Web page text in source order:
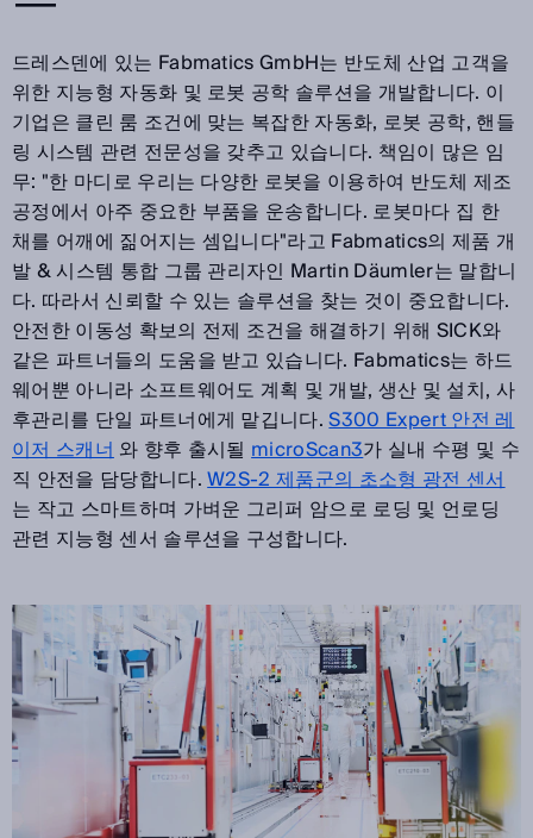
드레스덴에 있는 Fabmatics GmbH는 반도체 산업 고객을
위한 지능형 자동화 및 로봇 공학 솔루션을 개발합니다. 이
기업은 클린 룸 조건에 맞는 복잡한 자동화, 로봇 공학, 핸들
링 시스템 관련 전문성을 갖추고 있습니다. 책임이 많은 임
무: "한 마디로 우리는 다양한 로봇을 이용하여 반도체 제조
공정에서 아주 중요한 부품을 운송합니다. 로봇마다 집 한
채를 어깨에 짊어지는 셈입니다"라고 Fabmatics의 제품 개
발 & 시스템 통합 그룹 관리자인 Martin Däumler는 말합니
다. 따라서 신뢰할 수 있는 솔루션을 찾는 것이 중요합니다.
안전한 이동성 확보의 전제 조건을 해결하기 위해 SICK와
같은 파트너들의 도움을 받고 있습니다. Fabmatics는 하드
웨어뿐 아니라 소프트웨어도 계획 및 개발, 생산 및 설치, 사
후관리를 단일 파트너에게 맡깁니다.S300 Expert 안전 레
이저 스캐너와 향후 출시될microScan3가 실내 수평 및 수
직 안전을 담당합니다.W2S-2 제품군의 초소형 광전 센서
는 작고 스마트하며 가벼운 그리퍼 암으로 로딩 및 언로딩
관련 지능형 센서 솔루션을 구성합니다.